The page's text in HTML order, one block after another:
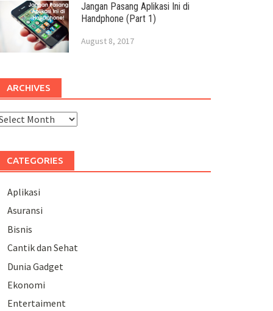
Jangan Pasang Aplikasi Ini di
Handphone (Part 1)
August 8, 2017
ARCHIVES
CATEGORIES
Aplikasi
Asuransi
Bisnis
Cantik dan Sehat
Dunia Gadget
Ekonomi
Entertaiment